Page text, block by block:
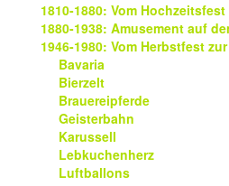
1810-1880: Vom
1880-1938: Amusement auf
1946-1980: Vom Herbstfest
Bavaria
Bierzelt
Brauereipferde
Geisterbahn
Karussell
Lebkuchenherz
Luftballons